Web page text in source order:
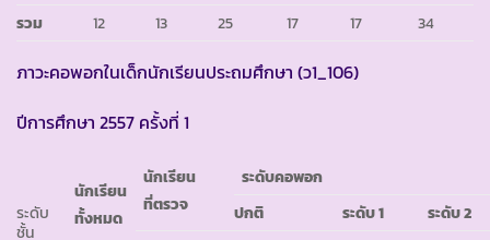
รวม
12 13 25 17 17 34
ภาวะคอพอกในเด็กนักเรียนประถมศึกษา (ว1_106)
ปีการศึกษา 2557 ครั้งที่ 1
ระดับ
ชั้น
นักเรียน
ทั้งหมด
นักเรียน
ที่ตรวจ
ระดับคอพอก
ปกติ
ระดับ1 ระดับ2